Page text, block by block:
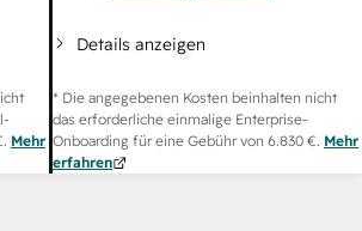
. Mehr
Details anzeigen
* Die angegebenen Kosten beinhalten nicht
das erforderliche einmalige Enterprise-
Onboarding für eine Gebühr von 6.830 €. Mehr
erfahren